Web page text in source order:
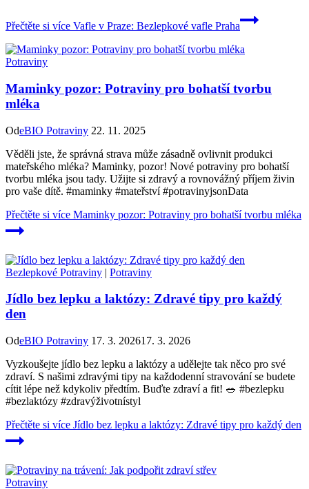
Přečtěte si více Vafle v Praze: Bezlepkové vafle Praha
Potraviny
Maminky pozor: Potraviny pro bohatší tvorbu
mléka
OdeBIO Potraviny 22. 11. 2025
Věděli jste, že správná strava může zásadně ovlivnit produkci
mateřského mléka? Maminky, pozor! Nové potraviny pro bohatší
tvorbu mléka jsou tady. Užijte si zdravý a rovnovážný příjem živin
pro vaše dítě. #maminky #mateřství #potravinyjsonData
Přečtěte si více Maminky pozor: Potraviny pro bohatší tvorbu mléka
Bezlepkové Potraviny | Potraviny
Jídlo bez lepku a laktózy: Zdravé tipy pro každý
den
OdeBIO Potraviny 17. 3. 202617. 3. 2026
Vyzkoušejte jídlo bez lepku a laktózy a udělejte tak něco pro své
zdraví. S našimi zdravými tipy na každodenní stravování se budete
cítit lépe než kdykoliv předtím. Buďte zdraví a fit! 🥗 #bezlepku
#bezlaktózy #zdravýživotnístyl
Přečtěte si více Jídlo bez lepku a laktózy: Zdravé tipy pro každý den
Potraviny